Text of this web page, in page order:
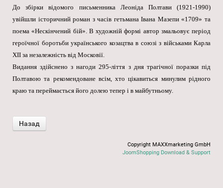
До збірки відомого письменника Леоніда Полтави (1921-1990)
увійшли історичний роман з часів гетьмана Івана Мазепи «1709» та
поема «Нескінчений бій». В художній формі автор змальовує період
героїчної боротьби українського козацтва в союзі з військами Карла
XII за незалежність від Московії.
Видання здійснено з нагоди 295-ліття з дня трагічної поразки під
Полтавою та рекомендоване всім, хто цікавиться минулим рідного
краю та переймається його долею тепер і в майбутньому.
Copyright MAXXmarketing GmbH
JoomShopping Download & Support